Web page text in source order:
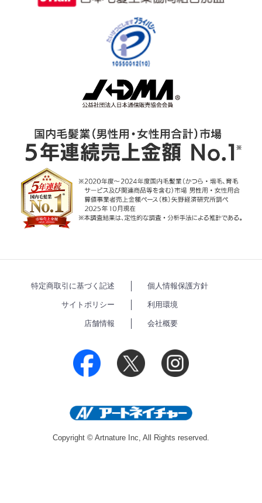
特定商取引に基づく記述 個人情報保護方針
サイトポリシー 利用環境
店舗情報 会社概要
Copyright © Artnature Inc, All Rights reserved.